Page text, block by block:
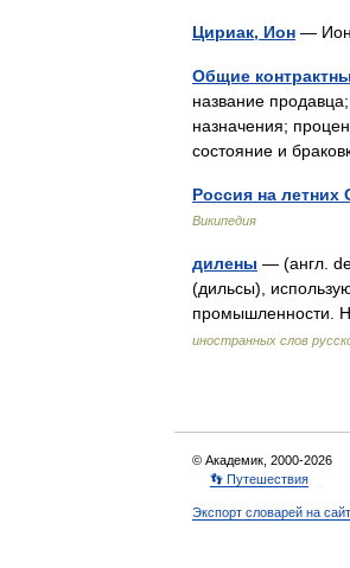
Цириак, Ион — Ион
Общие
название
назначения;
состояние и
Россия на летних
Википедия
дилены — (англ.
(дильсы),
промышленности.
иностранных слов
© Академик, 2000-2026
👣 Путешествия
Экспорт словарей на